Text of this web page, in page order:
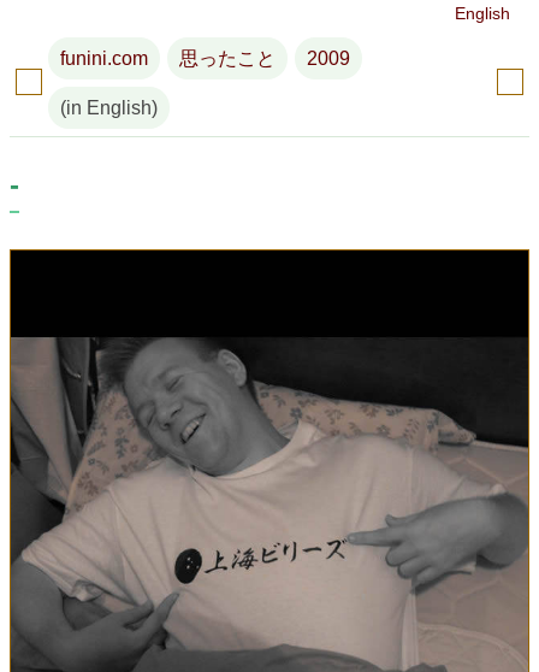
English
funini.com 思ったこと 2009
(in English)
-